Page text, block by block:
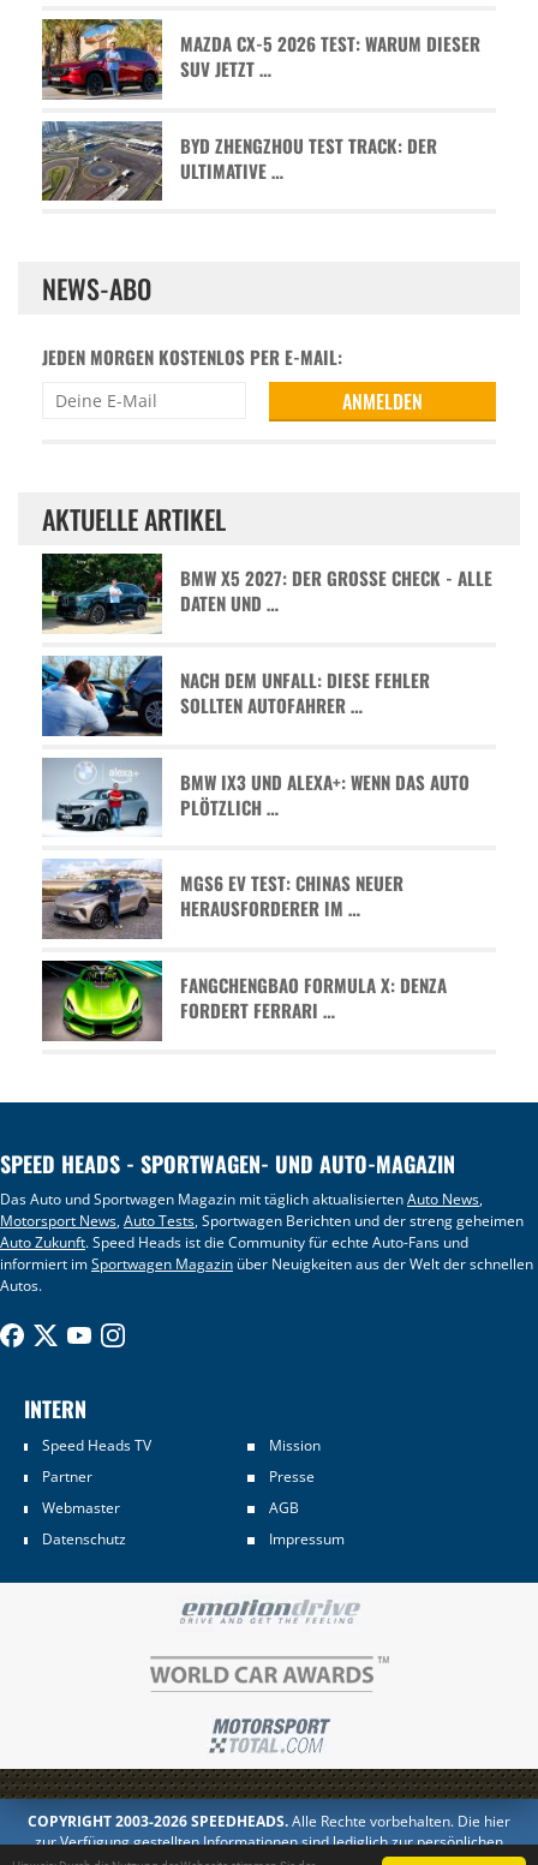
MAZDA CX-5 2026 TEST: WARUM DIESER
SUV JETZT …
BYD ZHENGZHOU TEST TRACK: DER
ULTIMATIVE …
NEWS-ABO
JEDEN MORGEN KOSTENLOS PER E-MAIL:
AKTUELLE ARTIKEL
BMW X5 2027: DER GROSSE CHECK - ALLE D
ATEN UND …
NACH DEM UNFALL: DIESE FEHLER
SOLLTEN AUTOFAHRER …
BMW IX3 UND ALEXA+: WENN DAS AUTO
PLÖTZLICH …
MGS6 EV TEST: CHINAS NEUER
HERAUSFORDERER IM …
FANGCHENGBAO FORMULA X: DENZA
FORDERT FERRARI …
SPEED HEADS - SPORTWAGEN- UND AUTO-MAGAZIN
Das Auto und Sportwagen Magazin mit täglich aktualisiertenAuto News,
Motorsport News,Auto Tests, Sportwagen Berichten und der streng geheimen
Auto Zukunft. Speed Heads ist die Community für echte Auto-Fans und
informiert imSportwagen Magazin über Neuigkeiten aus der Welt der schnellen
Autos.
INTERN
Speed Heads TV
Mission
Partner
Presse
Webmaster
AGB
Datenschutz
Impressum
COPYRIGHT 2003-2026 SPEEDHEADS.Alle Rechte vorbehalten. Die hier
zur Verfügung gestellten Informationen sind lediglich zur persönlichen